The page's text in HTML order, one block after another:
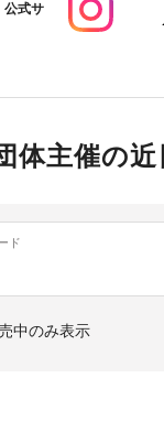
公式サ
体主催の
ド
中のみ表示